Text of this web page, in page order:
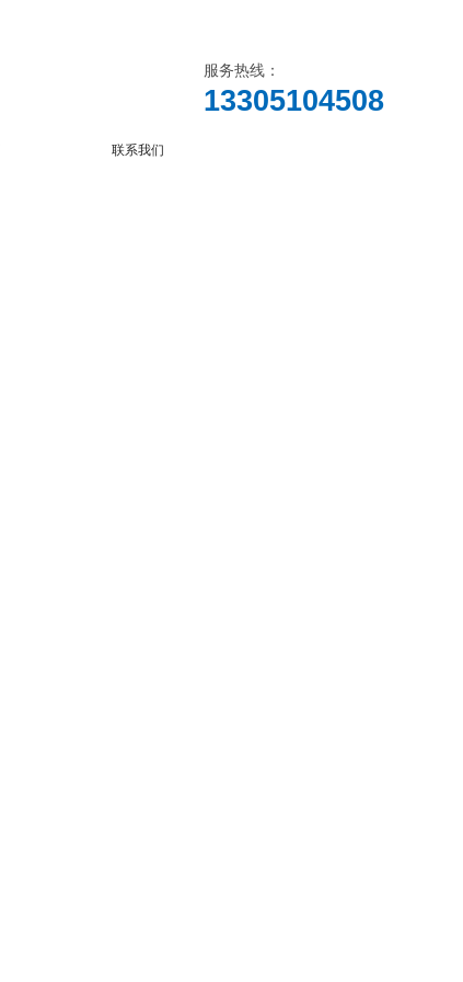
服务热线：
13305104508
联系我们